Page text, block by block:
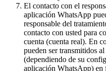
El contacto con el
aplicación WhatsApp
responsable del
contacto con usted para
cuenta (cuenta real). En
pueden ser transmitidos
(dependiendo de su
aplicación WhatsApp) en